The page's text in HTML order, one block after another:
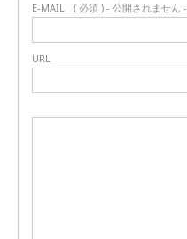
E-MAIL ( 必須 ) - 公開されません -
URL